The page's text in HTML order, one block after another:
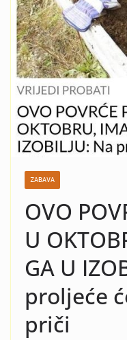
je
se
ZABAVA
OVO
U
GA U
proljeće
priči